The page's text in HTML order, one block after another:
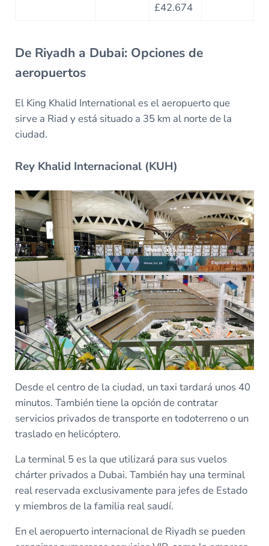
£42.674
De Riyadh a Dubai: Opciones de
aeropuertos
El King Khalid International es el aeropuerto que
sirve a Riad y está situado a 35 km al norte de la
ciudad.
Rey Khalid Internacional (KUH)
Desde el centro de la ciudad, un taxi tardará unos 40
minutos. También tiene la opción de contratar
servicios privados de transporte en todoterreno o un
traslado en helicóptero.
La terminal 5 es la que utilizará para sus vuelos
chárter privados a Dubai. También hay una terminal
real reservada exclusivamente para jefes de Estado
y miembros de la familia real saudí.
En el aeropuerto internacional de Riyadh se pueden